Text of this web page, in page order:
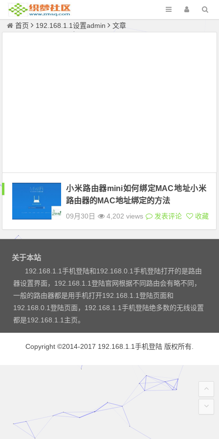
首页 192.168.1.1设置admin 文章
小米路由器mini如何绑定MAC地址小米
路由器的MAC地址绑定的方法
09月30日 4,202 views 发表评论 收藏
关于本站
192.168.1.1手机登陆和192.168.0.1手机登陆打开的是路由
器设置界面，192.168.1.1登陆官网根据不同路由会有略不同，
一般的路由器都是用手机打开192.168.1.1登陆页面和
192.168.0.1登陆页面，192.168.1.1手机登陆绝多数的无线设置
都是192.168.1.1主页。
Copyright ©2014-2017 192.168.1.1手机登陆 版权所有.